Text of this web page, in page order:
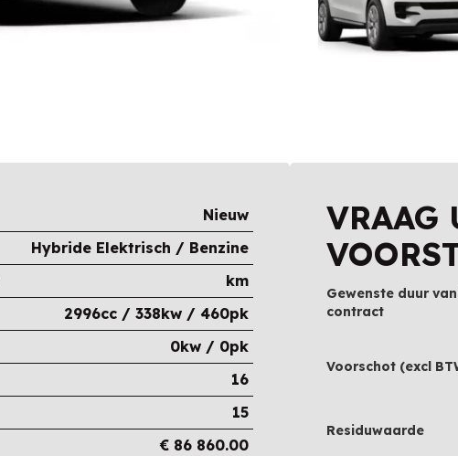
Nieuw
Hybride Elektrisch / Benzine
km
2996cc / 338kw / 460pk
0kw / 0pk
16
15
€ 86 860.00
VRAAG
Gewenste duur
contract
Voorschot (excl
Residuwaarde